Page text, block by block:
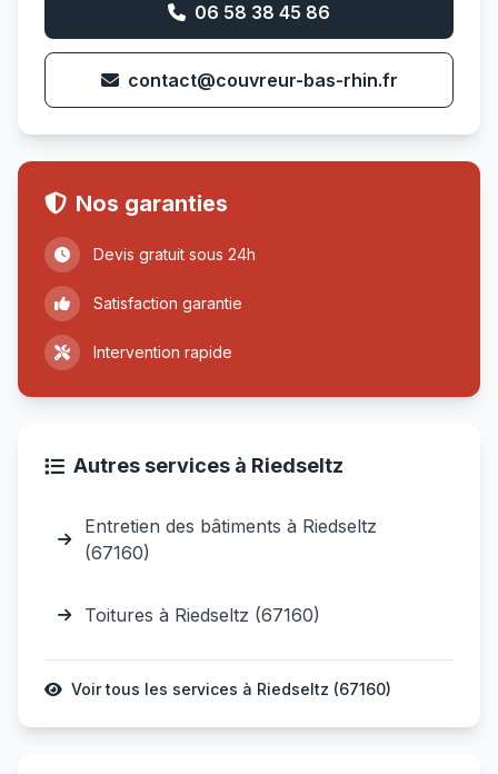
06 58 38 45 86
contact@couvreur-bas-rhin.fr
Nos garanties
Devis gratuit sous 24h
Satisfaction garantie
Intervention rapide
Autres services à Riedseltz
Entretien des bâtiments à Riedseltz
(67160)
Toitures à Riedseltz (67160)
Voir tous les services à Riedseltz (67160)